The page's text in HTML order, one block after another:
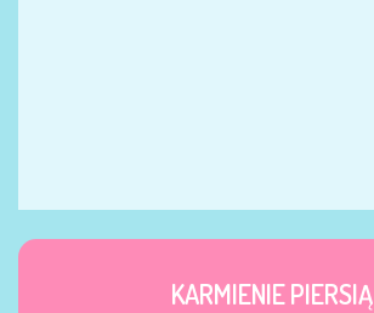
KARMIENIE PIERSIĄ